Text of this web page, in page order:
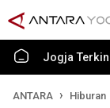
Jogja
ANTARA Hiburan